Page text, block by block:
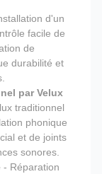
d'un
facile de
de
durabilité et
par Velux
traditionnel
phonique
et de joints
sonores.
- Réparation